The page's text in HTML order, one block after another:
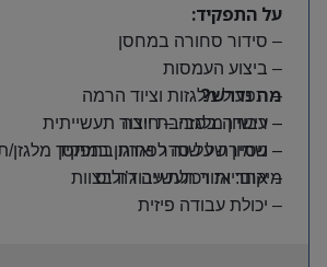
על התפקיד:
– סידור סחורה במחסן
– ביצוע העמסות
– תפעול מלגזות וציוד הרמה
– עבודה בסביבת ייצור תעשייתית
– שמירה על סדר וארגון במחסן
מה נדרש?
– רישיון מלגזה – חובה
– ניסיון של שנה לפחות בתפקיד מלגזן/
– אחריות ויכולת עבודה בצוות
– יכולת עבודה פיזית
מיקום: אזור תעשייה ג’וליס